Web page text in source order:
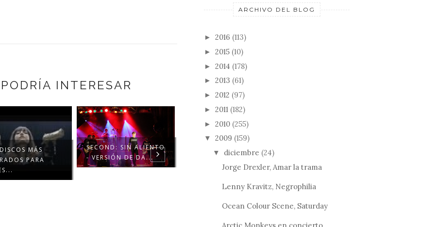
INTERESAR
MÁS
PARA
SECOND: SIN ALIENTO
- VERSIÓN DE DA...
SECOND: RINCÓN
EXQUISITO / OCURRIÓ
CANCIONES PARA Q...
ARCHIVO DEL BLOG
► 2016 (113)
► 2015 (10)
► 2014 (178)
► 2013 (61)
► 2012 (97)
► 2011 (182)
► 2010 (255)
▼ 2009 (159)
▼ diciembre (24)
Jorge Drexler, Amar la trama
Lenny Kravitz, Negrophilia
Ocean Colour Scene, Saturday